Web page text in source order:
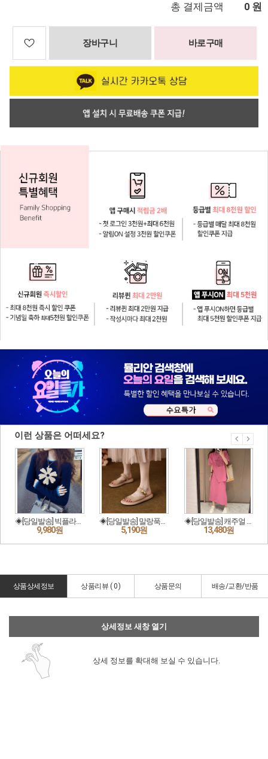
총 결제금액 0 원
장바구니 바로구매
상품상세정보 상품리뷰 (0) 상품문의 배송/교환/반품
상세정보 새창 열기
상세 정보를 확대해 보실 수 있습니다.